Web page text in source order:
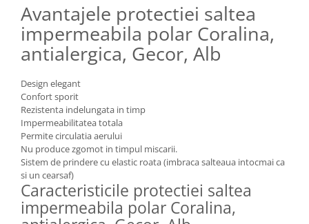
Avantajele protectiei saltea
impermeabila polar Coralina,
antialergica, Gecor, Alb
Design elegant
Confort sporit
Rezistenta indelungata in timp
Impermeabilitatea totala
Permite circulatia aerului
Nu produce zgomot in timpul miscarii.
Sistem de prindere cu elastic roata (imbraca salteaua intocmai ca
si un cearsaf)
Caracteristicile protectiei saltea
impermeabila polar Coralina,